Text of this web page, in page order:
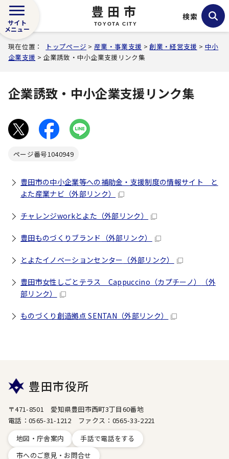
豊田市
TOYOTA CITY
サイト
メニュー
検索
現在位置： トップページ > 産業・事業支援 >創業・経営支援 > 中小
企業支援 > 企業誘致・中小企業支援リンク集
企業誘致・中小企業支援リンク集
ページ番号1040949
豊田市の中小企業等への補助金・支援制度の情報サイト と
よた産業ナビ （外部リンク）
チャレンジworkとよた （外部リンク）
豊田ものづくりブランド （外部リンク）
とよたイノベーションセンター （外部リンク）
豊田市女性しごとテラス Cappuccino（カプチーノ）
（外
部リンク）
ものづくり創造拠点 SENTAN （外部リンク）
豊田市役所
〒471-8501 愛知県豊田市西町3丁目60番地
電話：0565-31-1212 ファクス：0565-33-2221
地図・庁舎案内
手話で電話をする
市へのご意見・お問合せ